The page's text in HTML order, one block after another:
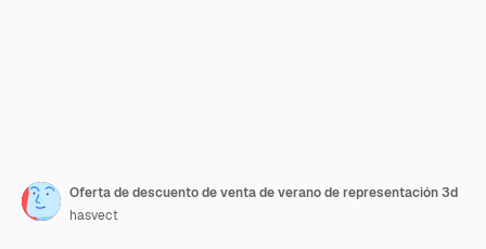
Oferta de descuento de venta de verano de representación 3d
hasvect